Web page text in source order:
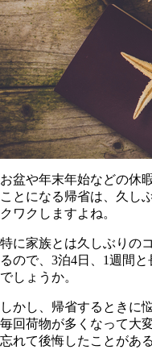
お盆や年末年始などの休
ことになる帰省は、久し
クワクしますよね。
特に家族とは久しぶりの
るので、3泊4日、1週間
でしょうか。
しかし、帰省するときに
毎回荷物が多くなって大
忘れて後悔したことがあ